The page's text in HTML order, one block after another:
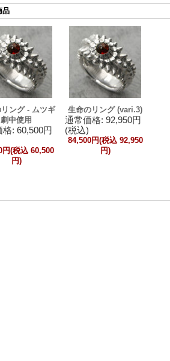
品
ング - ムツギ
劇中使用
格: 60,500円
円(税込 60,500
円)
生命のリング (vari.3)
通常価格: 92,950円
(税込)
84,500円(税込 92,950
円)